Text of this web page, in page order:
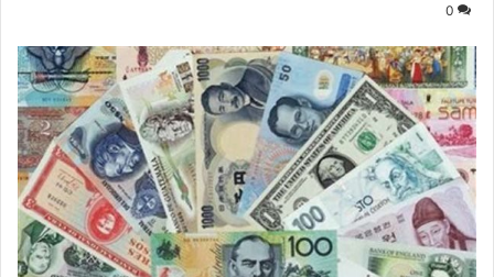
0